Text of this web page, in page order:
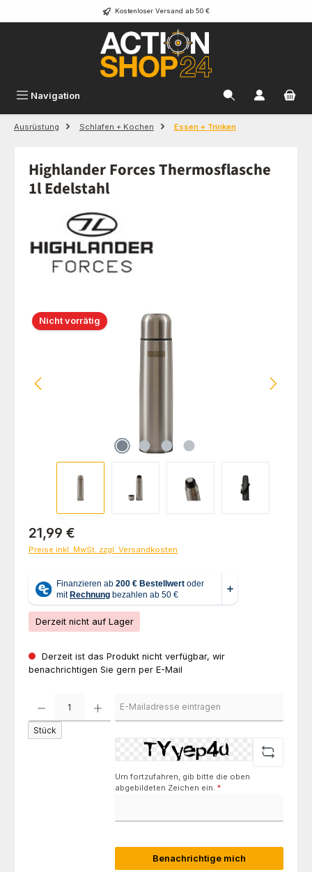
Zum Hauptinhalt springen Kostenloser Versand ab 50 €
Navigation
Ausrüstung Schlafen + Kochen Essen + Trinken
Highlander Forces Thermosflasche
1l Edelstahl
Bildergalerie überspringen
Nicht vorrätig
Regulärer Preis:
21,99 €
Preise inkl. MwSt. zzgl. Versandkosten
Derzeit nicht auf Lager
Derzeit ist das Produkt nicht verfügbar, wir
benachrichtigen Sie gern per E-Mail
Stück
Um fortzufahren, gib bitte die oben
abgebildeten Zeichen ein.*
Benachrichtige mich